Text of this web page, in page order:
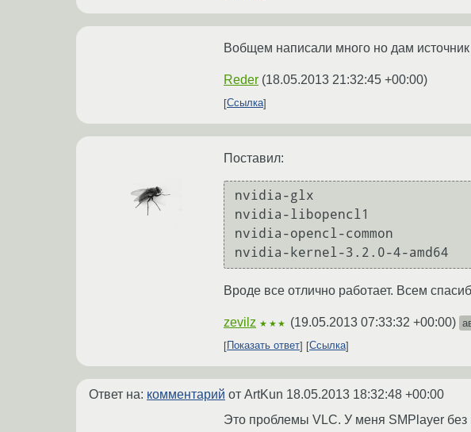
Вобщем написали много но дам источник
Reder (18.05.2013 21:32:45 +00:00)
Ссылка
Поставил:
nvidia-glx
nvidia-libopencl1
nvidia-opencl-common
nvidia-kernel-3.2.0-4-amd64
Вроде все отлично работает. Всем
zevilz ★★★ (19.05.2013 07:33:32 +00:00)
Показать ответ
Ссылка
Ответ на: комментарий от ArtKun 18.05.2013 18:32:48 +00:00
Это проблемы VLC. У меня SMPlayer без